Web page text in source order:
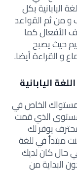
اليابانية بكل
من ثم القواعد
الأفعال كما
حيث يصبح
و القراءة أيضا.
اليابانية
الخاص في
المستوى الذي قمت
يوفر لك
مبتدأ في للغة
حال كان لديك
البداية من